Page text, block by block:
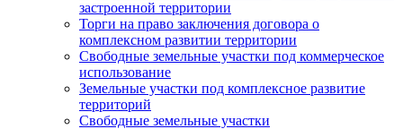
застроенной территории
Торги на право заключения договора о
комплексном развитии территории
Свободные земельные участки под коммерческое
использование
Земельные участки под комплексное развитие
территорий
Свободные земельные участки